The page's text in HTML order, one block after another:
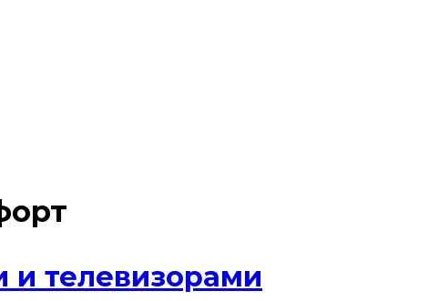
и телевизорами